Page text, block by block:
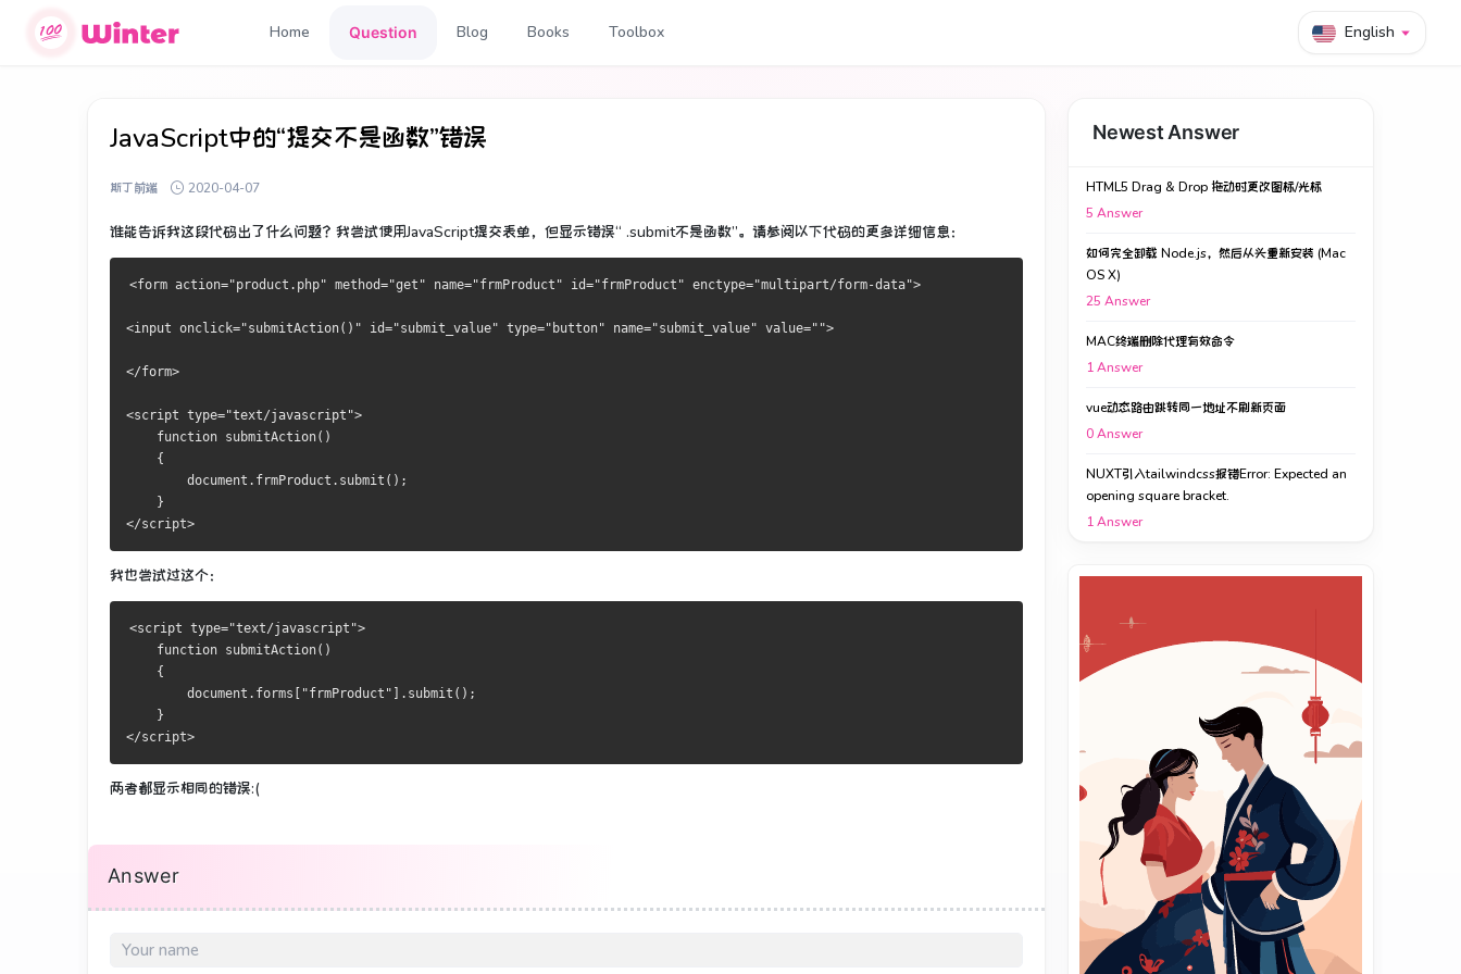
Home Question Blog Books Toolbox English
JavaScript中的“提交不是函数”错误
斯丁前端 2020-04-07
谁能告诉我这段代码出了什么问题？ 我尝试使用JavaScript提交表单，但显示错误“ .submit不是函数”。 请参阅以下代码的更多详细信息：
<form action="product.php" method="get" name="frmProduct" id="frmProduct" enctype="multipart/form-data">
<input onclick="submitAction()" id="submit_value" type="button" name="submit_value" value="">
</form>
<script type="text/javascript">
    function submitAction()
    {
        document.frmProduct.submit();
    }
</script>
我也尝试过这个：
<script type="text/javascript">
    function submitAction()
    {
        document.forms["frmProduct"].submit();
    }
</script>
两者都显示相同的错误:(
Answer
Newest Answer
HTML5 Drag & Drop 拖动时更改图标/光标
5 Answer
如何完全卸载 Node.js，然后从头重新安装 (Mac
OS X)
25 Answer
MAC终端删除代理有效命令
1Answer
vue动态路由跳转同一地址不刷新页面
0Answer
NUXT引入tailwindcss报错Error: Expected an
opening square bracket.
1Answer